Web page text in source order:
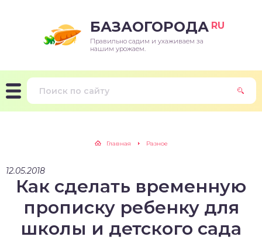
БАЗАОГОРОДА RU
Правильно садим и ухаживаем за
нашим урожаем.
Главная Разное
12.05.2018
Как сделать временную
прописку ребенку для
школы и детского сада